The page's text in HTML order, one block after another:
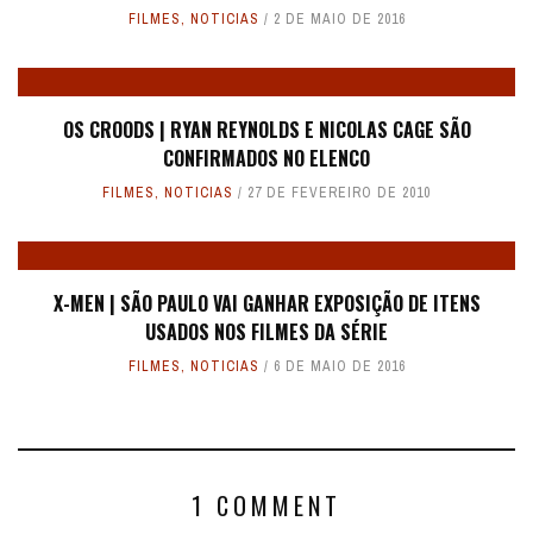
FILMES, NOTICIAS 2 DE MAIO DE 2016
OS CROODS | RYAN REYNOLDS E NICOLAS CAGE SÃO
CONFIRMADOS NO ELENCO
FILMES, NOTICIAS 27 DE FEVEREIRO DE 2010
X-MEN | SÃO PAULO VAI GANHAR EXPOSIÇÃO DE ITENS
USADOS NOS FILMES DA SÉRIE
FILMES, NOTICIAS 6 DE MAIO DE 2016
1 COMMENT